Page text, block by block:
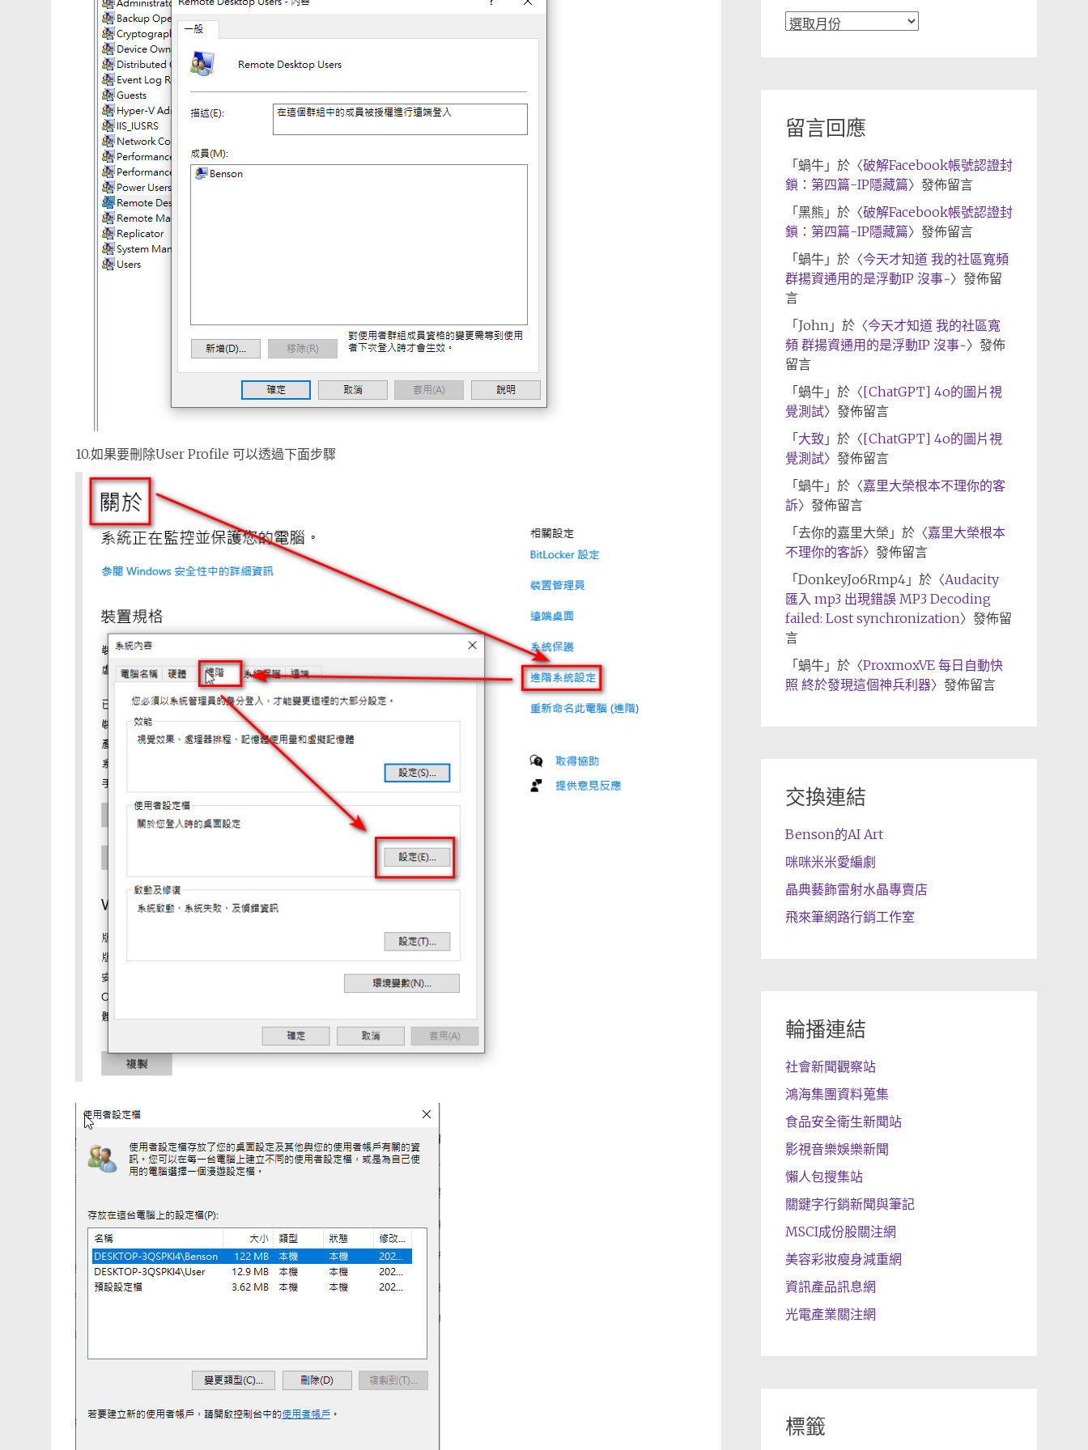
10.如果要刪除User Profile 可以透過下面步驟
文
留言回應
「 蝸牛」於〈破解Facebook帳號認證封
鎖：第四篇-IP隱藏篇〉發佈留言
「 黑熊 」於〈破解Facebook帳號認證封
鎖：第四篇-IP隱藏篇〉發佈留言
「 蝸牛」於〈今天才知道 我的社區寬頻
群揚資通用的是浮動IP 沒事~〉發佈留
言
「 John」於〈今天才知道 我的社區寬
頻 群揚資通用的是浮動IP 沒事~〉發佈
留言
「 蝸牛」於〈[ChatGPT] 4o的圖片視
覺測試〉發佈留言
「 大致 」於〈[ChatGPT] 4o的圖片視
覺測試〉發佈留言
「 蝸牛」於〈嘉里大榮根本不理你的客
訴〉發佈留言
「 去你的嘉里大榮 」於〈嘉里大榮根本
不理你的客訴〉發佈留言
「 DonkeyJo6Rmp4」於〈Audacity
匯入 mp3 出現錯誤 MP3 Decoding
failed: Lost synchronization〉發佈留
言
「 蝸牛」於〈ProxmoxVE 每日自動快
照 終於發現這個神兵利器〉發佈留言
交換連結
Benson的AI Art
咪咪米米愛編劇
晶典藝飾雷射水晶專賣店
飛來筆網路行銷工作室
輪播連結
社會新聞觀察站
鴻海集團資料蒐集
食品安全衛生新聞站
影視音樂娛樂新聞
懶人包搜集站
關鍵字行銷新聞與筆記
MSCI成份股關注網
美容彩妝瘦身減重網
資訊產品訊息網
光電產業關注網
標籤